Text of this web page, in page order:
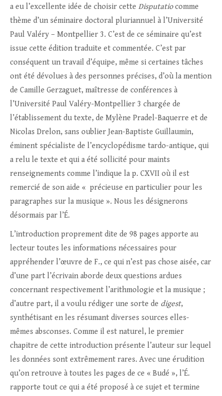
a eu l’excellente idée de choisir cette Disputatiocomme
thème d’un séminaire doctoral pluriannuel à l’Université
Paul Valéry – Montpellier 3. C’est de ce séminaire qu’est
issue cette édition traduite et commentée. C’est par
conséquent un travail d’équipe, même si certaines tâches
ont été dévolues à des personnes précises, d’où la mention
de Camille Gerzaguet, maîtresse de conférences à
l’Université Paul Valéry-Montpellier 3 chargée de
l’établissement du texte, de Mylène Pradel-Baquerre et de
Nicolas Drelon, sans oublier Jean-Baptiste Guillaumin,
éminent spécialiste de l’encyclopédisme tardo-antique, qui
a relu le texte et qui a été sollicité pour maints
renseignements comme l’indique la p. CXVII où il est
remercié de son aide « précieuse en particulier pour les
paragraphes sur la musique ». Nous les désignerons
désormais par l’É.
L’introduction proprement dite de 98 pages apporte au
lecteur toutes les informations nécessaires pour
appréhender l’œuvre de F., ce qui n’est pas chose aisée, car
d’une part l’écrivain aborde deux questions ardues
concernant respectivement l’arithmologie et la musique ;
d’autre part, il a voulu rédiger une sorte de digest,
synthétisant en les résumant diverses sources elles-
mêmes absconses. Comme il est naturel, le premier
chapitre de cette introduction présente l’auteur sur lequel
les données sont extrêmement rares. Avec une érudition
qu’on retrouve à toutes les pages de ce « Budé », l’É.
rapporte tout ce qui a été proposé à ce sujet et termine